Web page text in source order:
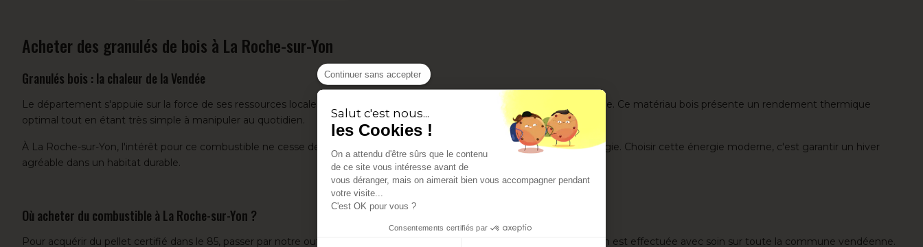
Acheter des granulés de bois à La Roche-sur-Yon
Granulés bois : la chaleur de la Vendée
Le département s'appuie sur la force de ses ressources locales pour proposer un chauffage aussi performant qu'écologique. Ce matériau bois présente un rendement thermique
optimal tout en étant très simple à manipuler au quotidien.
À La Roche-sur-Yon, l'intérêt pour ce combustible ne cesse de grandir chez les familles attentives à leurs dépenses d'énergie. Choisir cette énergie moderne, c'est garantir un hiver
agréable dans un habitat durable.
Où acheter du combustible à La Roche-sur-Yon ?
Pour acquérir du pellet certifié dans le 85, passer par notre outil numérique représente l'option la plus rapide. La distribution est effectuée avec soin sur toute la commune vendéenne.
Continuer sans accepter
Salut c'est nous...
les Cookies !
On a attendu d'être sûrs que le contenu
de ce site vous intéresse avant de
vous déranger, mais on aimerait bien vous accompagner pendant
votre visite...
C'est OK pour vous ?
Consentements certifiés par